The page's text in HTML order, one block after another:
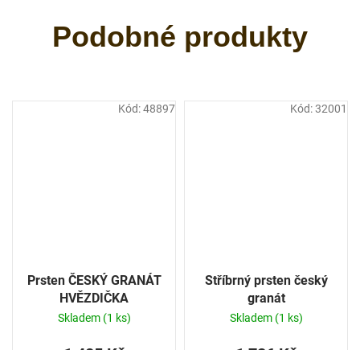
Prsten ČESKÝ GRANÁT
HVĚZDIČKA
Skladem (1 ks)
Kód:48897
Stříbrný prsten český
granát
Skladem (1 ks)
Kód:32001